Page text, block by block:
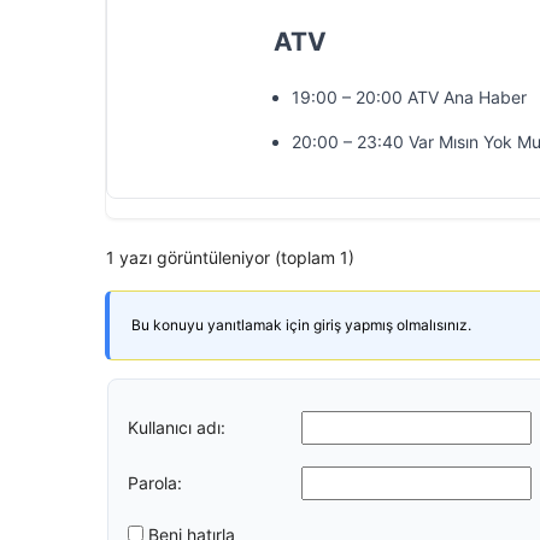
ATV
19:00 – 20:00 ATV Ana Haber
20:00 – 23:40 Var Mısın Yok
1 yazı görüntüleniyor (toplam 1)
Bu konuyu yanıtlamak için giriş yapmış olmalısınız.
Kullanıcı adı:
Parola:
Beni hatırla